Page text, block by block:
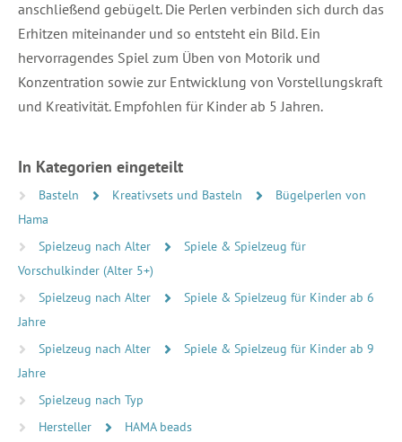
anschließend gebügelt. Die Perlen verbinden sich durch das
Erhitzen miteinander und so entsteht ein Bild. Ein
hervorragendes Spiel zum Üben von Motorik und
Konzentration sowie zur Entwicklung von Vorstellungskraft
und Kreativität. Empfohlen für Kinder ab 5 Jahren.
In Kategorien eingeteilt
Basteln Kreativsets und Basteln
Bügelperlen von
Hama
Spielzeug nach Alter
Spiele & Spielzeug für
Vorschulkinder (Alter 5+)
Spielzeug nach Alter
Spiele & Spielzeug für Kinder ab 6
Jahre
Spielzeug nach Alter
Spiele & Spielzeug für Kinder ab 9
Jahre
Spielzeug nach Typ
Hersteller
HAMA beads